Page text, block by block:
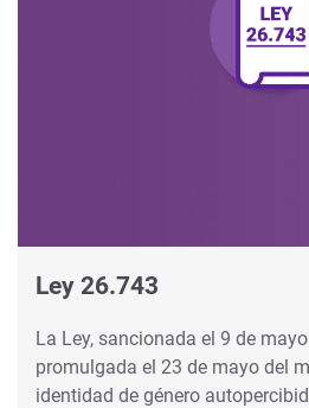
Ley 26.743
La Ley, sancionada el 9 de
promulgada el 23 de mayo del
identidad de género